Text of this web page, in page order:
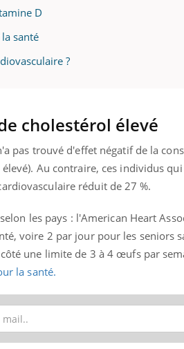
D
santé
?
cholestérol élevé
pas trouvé d'effet négatif de la
Au contraire, ces individus
réduit de 27 %.
les pays : l'American Heart
voire 2 par jour pour les seniors
une limite de 3 à 4 œufs par
la santé.